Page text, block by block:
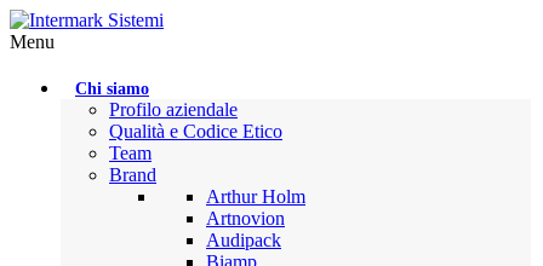
Menu
Chi siamo
Profilo aziendale
Qualità e Codice Etico
Team
Brand
Arthur Holm
Artnovion
Audipack
Biamp